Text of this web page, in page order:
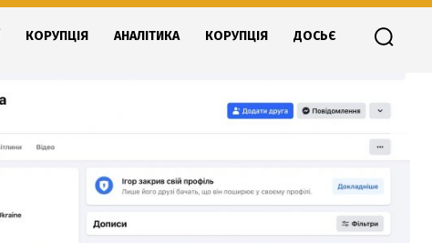
КОРУПЦІЯ АНАЛІТИКА КОРУПЦІЯ ДОСЬЄ